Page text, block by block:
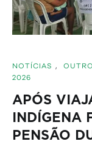
NOTÍCIAS ,
2026
APÓS
INDÍGENA
PENSÃO